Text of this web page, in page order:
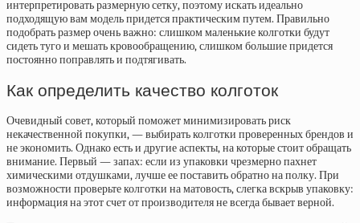
интерпретировать размерную сетку, поэтому искать идеально
подходящую вам модель придется практическим путем. Правильно
подобрать размер очень важно: слишком маленькие колготки будут
сидеть туго и мешать кровообращению, слишком большие придется
постоянно поправлять и подтягивать.
Как определить качество колготок
Очевидный совет, который поможет минимизировать риск
некачественной покупки, — выбирать колготки проверенных брендов и
не экономить. Однако есть и другие аспекты, на которые стоит обращать
внимание. Первый — запах: если из упаковки чрезмерно пахнет
химическими отдушками, лучше ее поставить обратно на полку. При
возможности проверьте колготки на матовость, слегка вскрыв упаковку:
информация на этот счет от производителя не всегда бывает верной.